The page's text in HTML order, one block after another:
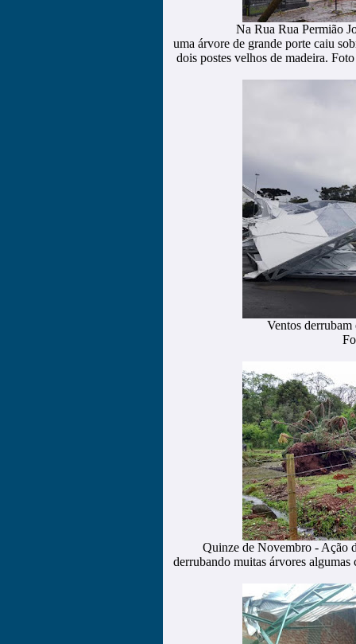
Na Rua Rua Permião
uma árvore de grande porte caiu
dois postes velhos de madeira.
Ventos
Quinze de Novembro - Ação
derrubando muitas árvores